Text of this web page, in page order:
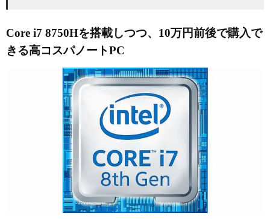
Core i7 8750Hを搭載しつつ、10万円前後で購入で
きる高コスパノートPC